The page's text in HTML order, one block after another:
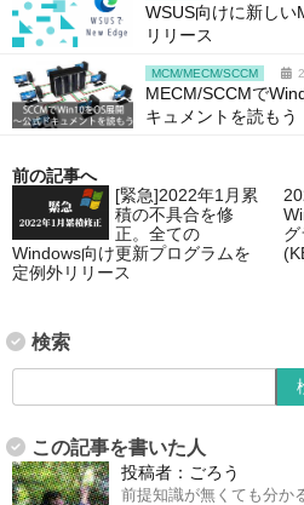
WSUS向けに新し
リリース
MCM/MECM/SCCM
MECM/SCCMで
キュメントを読もう
前の記事へ
[緊急]2022年1月累
積の不具合を修
正。全ての
Windows向け更新プログラムを
定例外リリース
検索
この記事を書いた人
投稿者： ごろう
前提知識が無くても分か